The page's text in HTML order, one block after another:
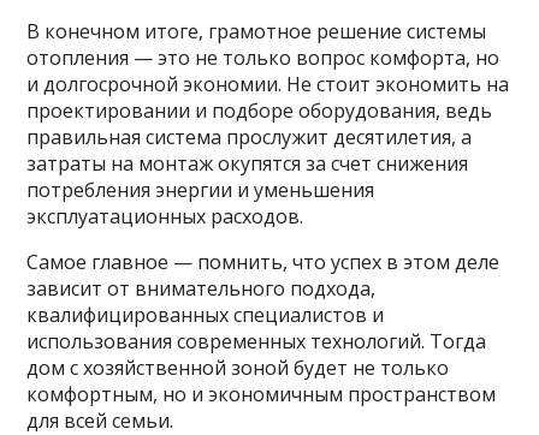
В конечном итоге, грамотное решение системы
отопления — это не только вопрос комфорта, но
и долгосрочной экономии. Не стоит экономить на
проектировании и подборе оборудования, ведь
правильная система прослужит десятилетия, а
затраты на монтаж окупятся за счет снижения
потребления энергии и уменьшения
эксплуатационных расходов.
Самое главное — помнить, что успех в этом деле
зависит от внимательного подхода,
квалифицированных специалистов и
использования современных технологий. Тогда
дом с хозяйственной зоной будет не только
комфортным, но и экономичным пространством
для всей семьи.